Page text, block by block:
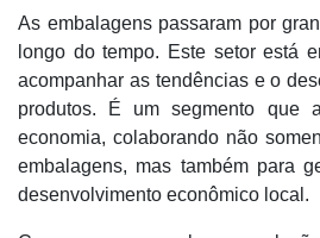
As embalagens passaram por
longo do tempo. Este setor está
acompanhar as tendências e o
produtos. É um segmento que
economia, colaborando não
embalagens, mas também para
desenvolvimento econômico local.